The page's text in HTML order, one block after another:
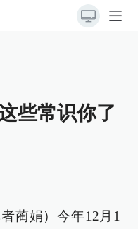
些常识你了
蔺娟）今年12月1